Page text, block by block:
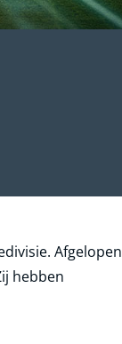
Afgelopen
hebben